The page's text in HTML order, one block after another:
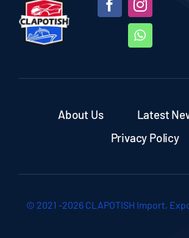
About Us
Latest
Privacy Policy
© 2021 -2026 CLAPOTISH Import,